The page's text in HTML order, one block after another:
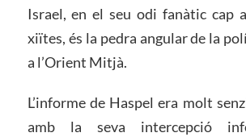
Israel, en el seu odi fanàtic cap
xiïtes, és la pedra angular de la
a l’Orient Mitjà.
L’informe de Haspel era molt
amb la seva intercepció